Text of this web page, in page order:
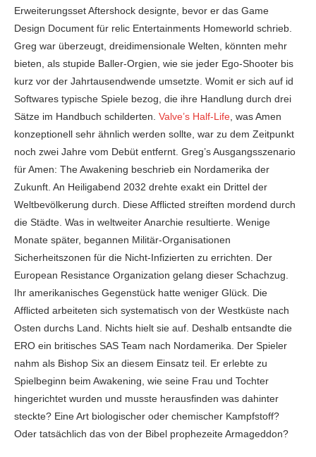
Erweiterungsset Aftershock designte, bevor er das Game
Design Document für relic Entertainments Homeworld schrieb.
Greg war überzeugt, dreidimensionale Welten, könnten mehr
bieten, als stupide Baller-Orgien, wie sie jeder Ego-Shooter bis
kurz vor der Jahrtausendwende umsetzte. Womit er sich auf id
Softwares typische Spiele bezog, die ihre Handlung durch drei
Sätze im Handbuch schilderten. Valve’s Half-Life, was Amen
konzeptionell sehr ähnlich werden sollte, war zu dem Zeitpunkt
noch zwei Jahre vom Debüt entfernt. Greg’s Ausgangsszenario
für Amen: The Awakening beschrieb ein Nordamerika der
Zukunft. An Heiligabend 2032 drehte exakt ein Drittel der
Weltbevölkerung durch. Diese Afflicted streiften mordend durch
die Städte. Was in weltweiter Anarchie resultierte. Wenige
Monate später, begannen Militär-Organisationen
Sicherheitszonen für die Nicht-Infizierten zu errichten. Der
European Resistance Organization gelang dieser Schachzug.
Ihr amerikanisches Gegenstück hatte weniger Glück. Die
Afflicted arbeiteten sich systematisch von der Westküste nach
Osten durchs Land. Nichts hielt sie auf. Deshalb entsandte die
ERO ein britisches SAS Team nach Nordamerika. Der Spieler
nahm als Bishop Six an diesem Einsatz teil. Er erlebte zu
Spielbeginn beim Awakening, wie seine Frau und Tochter
hingerichtet wurden und musste herausfinden was dahinter
steckte? Eine Art biologischer oder chemischer Kampfstoff?
Oder tatsächlich das von der Bibel prophezeite Armageddon?